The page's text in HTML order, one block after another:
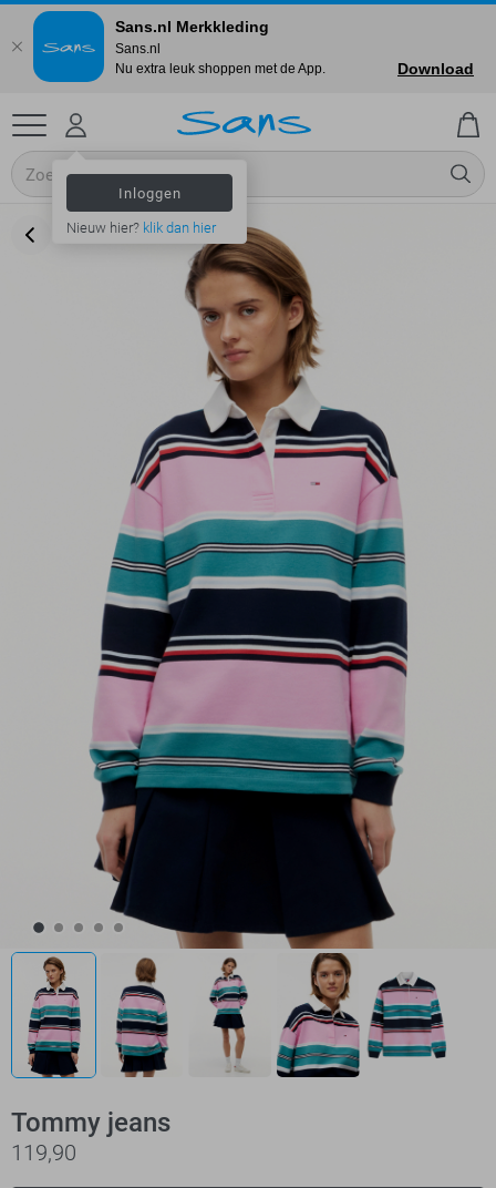
Inloggen
Nieuw hier? klik dan hier
Tommy jeans
119,90
Sans.nl Merkkleding
Sans.nl
Nu extra leuk shoppen met de App.
Download